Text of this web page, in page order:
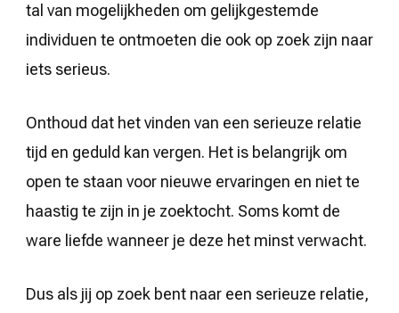
tal van mogelijkheden om gelijkgestemde
individuen te ontmoeten die ook op zoek zijn naar
iets serieus.
Onthoud dat het vinden van een serieuze relatie
tijd en geduld kan vergen. Het is belangrijk om
open te staan voor nieuwe ervaringen en niet te
haastig te zijn in je zoektocht. Soms komt de
ware liefde wanneer je deze het minst verwacht.
Dus als jij op zoek bent naar een serieuze relatie,